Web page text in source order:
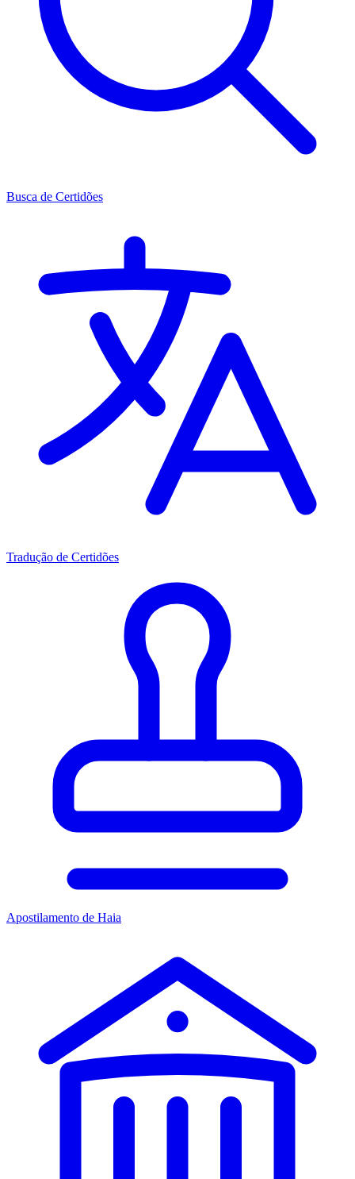
Busca de Certidões
Tradução de Certidões
Apostilamento de Haia